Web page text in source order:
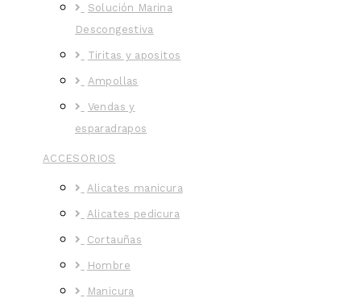
Solución Marina
Descongestiva
Tiritas y apositos
Ampollas
Vendas y
esparadrapos
ACCESORIOS
Alicates manicura
Alicates pedicura
Cortauñas
Hombre
Manicura